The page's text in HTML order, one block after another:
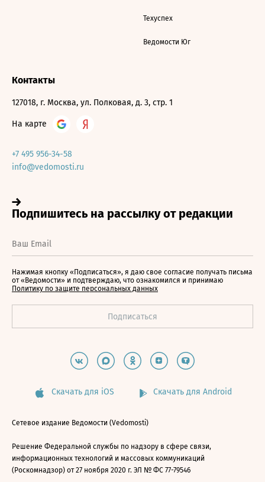
Техуспех
Ведомости Юг
Контакты
127018, г. Москва, ул. Полковая, д. 3, стр. 1
На карте
+7 495 956-34-58
info@vedomosti.ru
Нажимая кнопку «Подписаться», я даю свое согласие получать письма
от «Ведомости» и подтверждаю, что ознакомился и принимаю
Политику по защите персональных данных
Скачать для iOS Скачать для Android
Сетевое издание Ведомости (Vedomosti)
Решение Федеральной службы по надзору в сфере связи,
информационных технологий и массовых коммуникаций
(Роскомнадзор) от 27 ноября 2020 г. ЭЛ № ФС 77-79546